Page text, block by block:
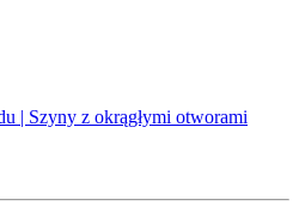
| Szyny z okrągłymi otworami